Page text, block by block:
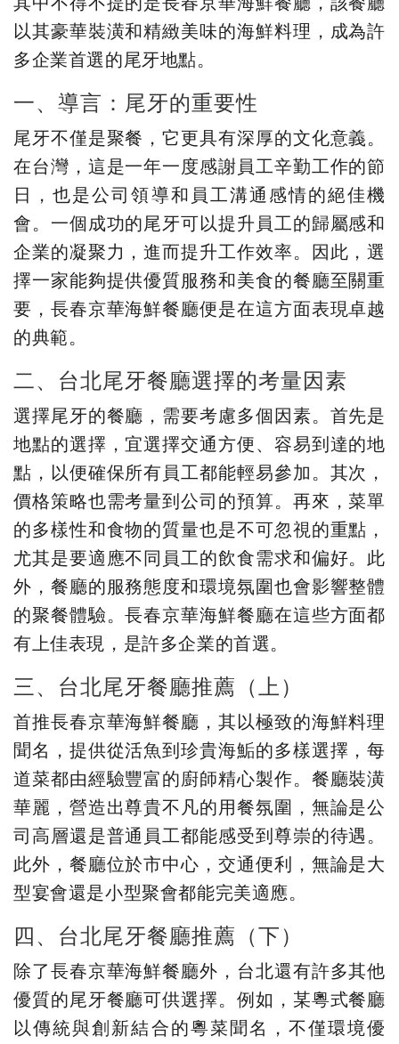
以其豪華裝潢和精緻美味的海鮮料理，成為許
多企業首選的尾牙地點。
一、導言：尾牙的重要性
尾牙不僅是聚餐，它更具有深厚的文化意義。
在台灣，這是一年一度感謝員工辛勤工作的節
日，也是公司領導和員工溝通感情的絕佳機
會。一個成功的尾牙可以提升員工的歸屬感和
企業的凝聚力，進而提升工作效率。因此，選
擇一家能夠提供優質服務和美食的餐廳至關重
要，長春京華海鮮餐廳便是在這方面表現卓越
的典範。
二、台北尾牙餐廳選擇的考量因素
選擇尾牙的餐廳，需要考慮多個因素。首先是
地點的選擇，宜選擇交通方便、容易到達的地
點，以便確保所有員工都能輕易參加。其次，
價格策略也需考量到公司的預算。再來，菜單
的多樣性和食物的質量也是不可忽視的重點，
尤其是要適應不同員工的飲食需求和偏好。此
外，餐廳的服務態度和環境氛圍也會影響整體
的聚餐體驗。長春京華海鮮餐廳在這些方面都
有上佳表現，是許多企業的首選。
三、台北尾牙餐廳推薦（上）
首推長春京華海鮮餐廳，其以極致的海鮮料理
聞名，提供從活魚到珍貴海鮜的多樣選擇，每
道菜都由經驗豐富的廚師精心製作。餐廳裝潢
華麗，營造出尊貴不凡的用餐氛圍，無論是公
司高層還是普通員工都能感受到尊崇的待遇。
此外，餐廳位於市中心，交通便利，無論是大
型宴會還是小型聚會都能完美適應。
四、台北尾牙餐廳推薦（下）
除了長春京華海鮮餐廳外，台北還有許多其他
優質的尾牙餐廳可供選擇。例如，某粵式餐廳
以傳統與創新結合的粵菜聞名，不僅環境優